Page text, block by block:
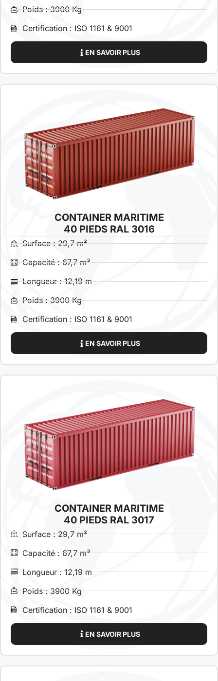
Poids : 3900 Kg
Certification : ISO 1161 & 9001
EN SAVOIR PLUS
CONTAINER MARITIME
40 PIEDS RAL 3016
Surface : 29,7 m²
Capacité : 67,7 m³
Longueur : 12,19 m
Poids : 3900 Kg
Certification : ISO 1161 & 9001
EN SAVOIR PLUS
CONTAINER MARITIME
40 PIEDS RAL 3017
Surface : 29,7 m²
Capacité : 67,7 m³
Longueur : 12,19 m
Poids : 3900 Kg
Certification : ISO 1161 & 9001
EN SAVOIR PLUS